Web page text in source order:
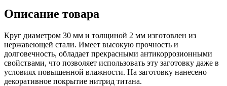
Описание товара
Круг диаметром 30 мм и толщиной 2 мм изготовлен из
нержавеющей стали. Имеет высокую прочность и
долговечность, обладает прекрасными антикоррозионными
свойствами, что позволяет использовать эту заготовку даже в
условиях повышенной влажности. На заготовку нанесено
декоративное покрытие нитрид титана.